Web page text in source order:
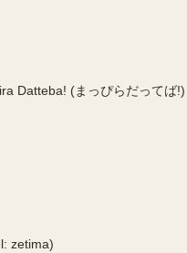
Datteba! (まっぴらだってば!)
zetima)